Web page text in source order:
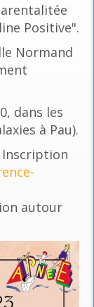
Positive".
Normand
dans les
à Pau).
autour